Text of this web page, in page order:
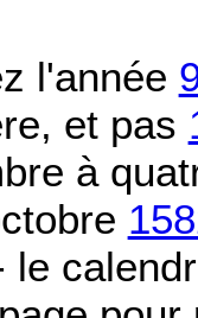
l'année
et pas
à
le